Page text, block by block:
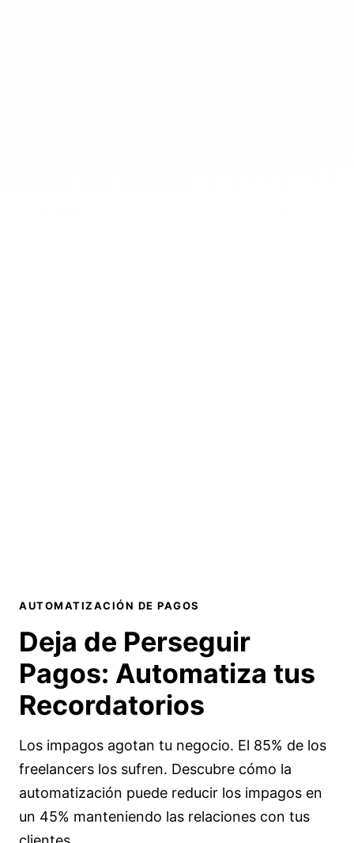
AUTOMATIZACIÓN DE PAGOS
Deja de Perseguir
Pagos: Automatiza tus
Recordatorios
Los impagos agotan tu negocio. El 85% de los
freelancers los sufren. Descubre cómo la
automatización puede reducir los impagos en
un 45% manteniendo las relaciones con tus